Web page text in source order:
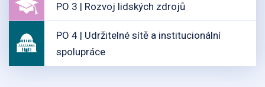
PO 3 | Rozvoj lidských zdrojů
PO 4 | Udržitelné sítě a institucionální
spolupráce